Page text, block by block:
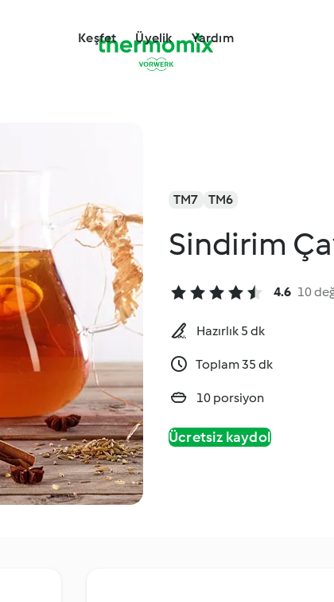
Keşfet Üyelik Yardım
TM7 TM6
Sindirim
4.6 10
Hazırlık 5 dk
Toplam 35 dk
10 porsiyon
Ücretsiz kaydol